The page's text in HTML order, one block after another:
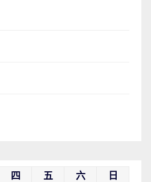
四 五 六 日